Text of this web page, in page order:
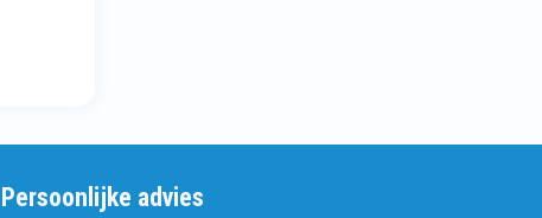
Persoonlijke advies